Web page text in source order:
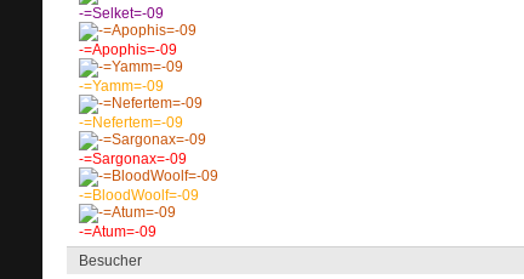
-=Selket=-09
-=Apophis=-09
-=Yamm=-09
-=Nefertem=-09
-=Sargonax=-09
-=BloodWoolf=-09
-=Atum=-09
Besucher